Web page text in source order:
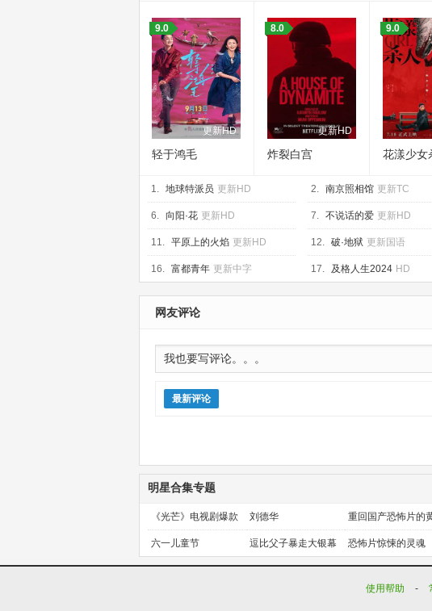
更新HD
9.0
轻于鸿毛
更新HD
8.0
炸裂白宫
9.0
花漾少女
1. 地球特派员 更新HD 2. 南京照相馆 更新TC
6. 向阳·花 更新HD 7. 不说话的爱 更新HD
11. 平原上的火焰 更新HD 12. 破·地狱 更新国语
16. 富都青年 更新中字 17. 及格人生2024 HD
网友评论
最新评论
明星合集专题
《光芒》电视剧爆款
预定！
刘德华 重回国产恐怖片的
金时代
六一儿童节 逗比父子暴走大银幕 恐怖片惊悚的灵魂
使用帮助
-